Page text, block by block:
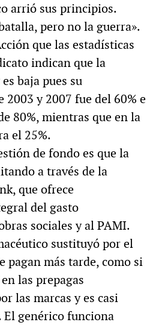
arrió sus principios.
pero no la guerra».
que las estadísticas
indican que la
baja pues su
y 2007 fue del 60% e
80%, mientras que en la
el 25%.
de fondo es que la
a través de la
que ofrece
del gasto
sociales y al PAMI.
sustituyó por el
pagan más tarde, como si
las prepagas
las marcas y es casi
genérico funciona